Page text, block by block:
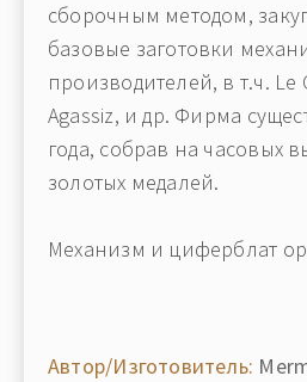
сборочным методом,
базовые заготовки
производителей, в т.ч. Le
Agassiz, и др. Фирма
года, собрав на часовых
золотых медалей.
Механизм и циферблат
Автор/Изготовитель: